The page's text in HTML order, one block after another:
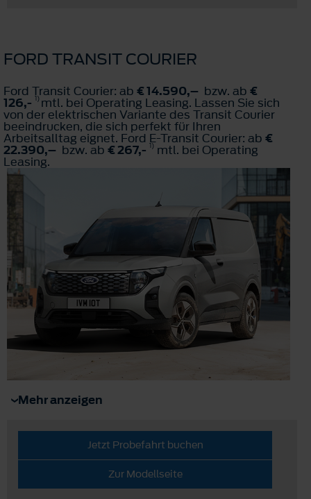
FORD TRANSIT COURIER
Ford Transit Courier: ab € 14.590,– bzw. ab €
126,- 1)mtl. bei Operating Leasing. Lassen Sie sich
von der elektrischen Variante des Transit Courier
beeindrucken, die sich perfekt für Ihren
Arbeitsalltag eignet. Ford E-Transit Courier: ab €
22.390,– bzw. ab € 267,- 1) mtl. bei Operating
Leasing.
Mehr anzeigen
Jetzt Probefahrt buchen
Zur Modellseite